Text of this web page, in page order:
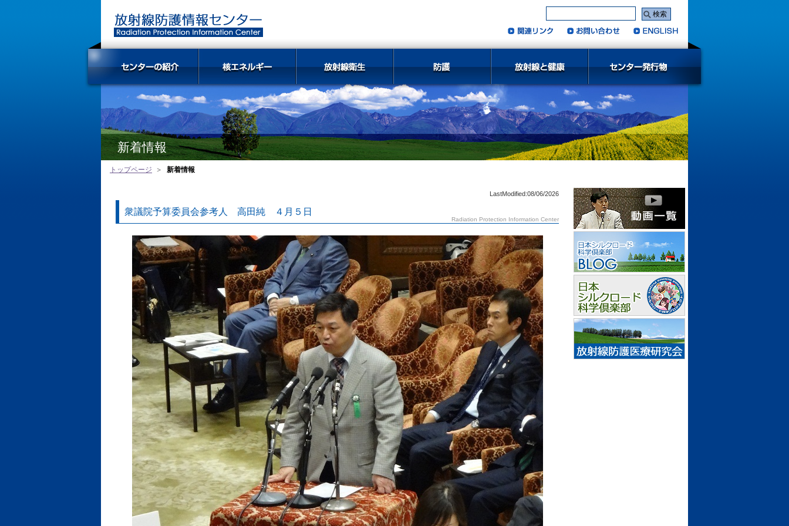
新着情報
トップページ 新着情報
LastModified:08/06/2026
衆議院予算委員会参考人 高田純 ４月５日
Radiation Protection Information Center